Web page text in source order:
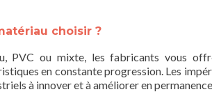
choisir ?
PVC ou mixte, les fabricants vous
en constante progression. Les
à innover et à améliorer en